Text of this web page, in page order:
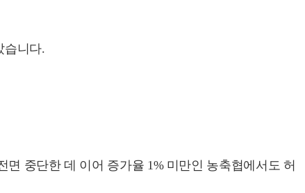
습니다.
중단한 데 이어 증가율 1% 미만인 농축협에서도 허